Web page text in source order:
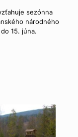
sezónna
národného
15. júna.